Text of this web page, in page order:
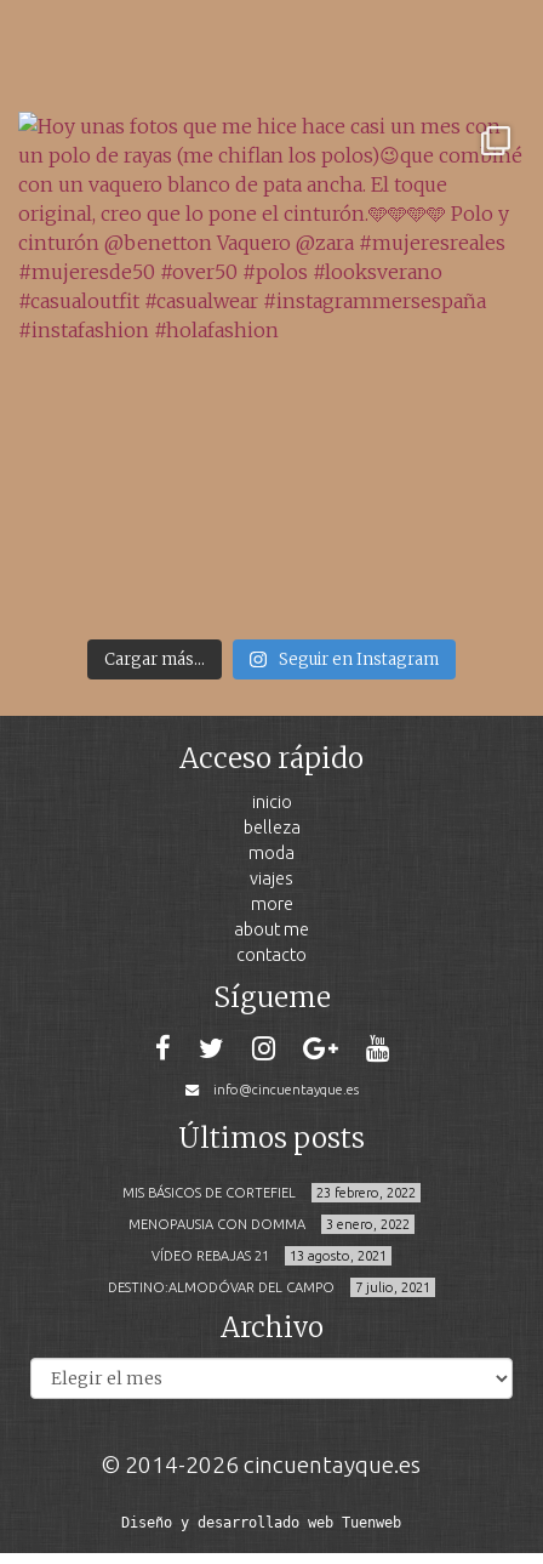
Cargar más... Seguir en Instagram
Acceso rápido
inicio
belleza
moda
viajes
more
about me
contacto
Sígueme
info@cincuentayque.es
Últimos posts
MIS BÁSICOS DE CORTEFIEL 23 febrero, 2022
MENOPAUSIA CON DOMMA 3 enero, 2022
VÍDEO REBAJAS 21 13 agosto, 2021
DESTINO:ALMODÓVAR DEL CAMPO 7 julio, 2021
Archivo
© 2014-2026 cincuentayque.es
Diseño y desarrollado web Tuenweb